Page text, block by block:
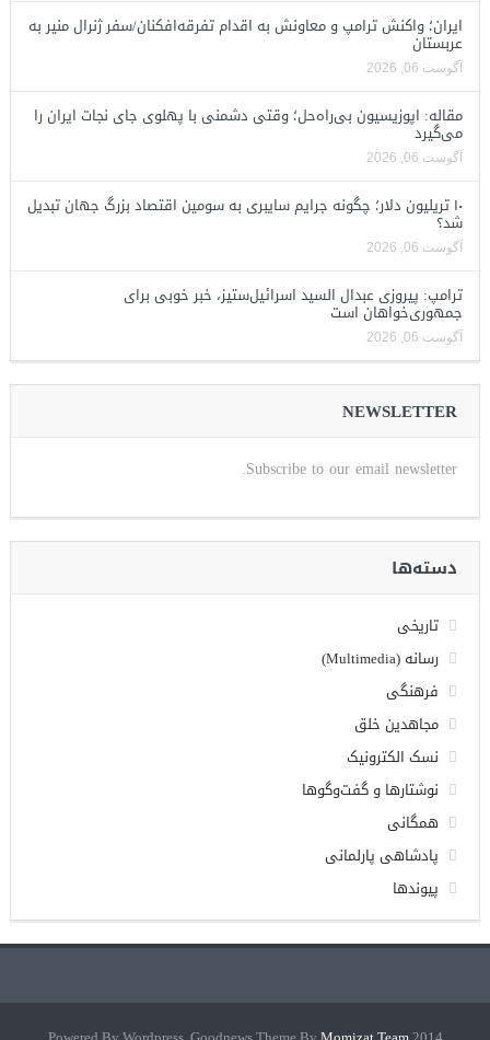
ایران؛ واکنش ترامپ و معاونش به اقدام تفرقه‌افکنان/سفر ژنرال منیر به
عربستان
آگوست 06, 2026
مقاله: اپوزیسیون بی‌راه‌حل؛ وقتی دشمنی با پهلوی جای نجات ایران را
می‌گیرد
آگوست 06, 2026
۱۰ تریلیون دلار؛ چگونه جرایم سایبری به سومین اقتصاد بزرگ جهان تبدیل
شد؟
آگوست 06, 2026
ترامپ: پیروزی عبدال السید اسرائیل‌ستیز، خبر خوبی برای
جمهوری‌خواهان است
آگوست 06, 2026
NEWSLETTER
Subscribe to our email newsletter.
دسته‌ها
تاریخی
رسانه (Multimedia)
فرهنگی
مجاهدین خلق
نسک الکترونیک
نوشتارها و گفت‌وگوها
همگانی
پادشاهی پارلمانی
پیوندها